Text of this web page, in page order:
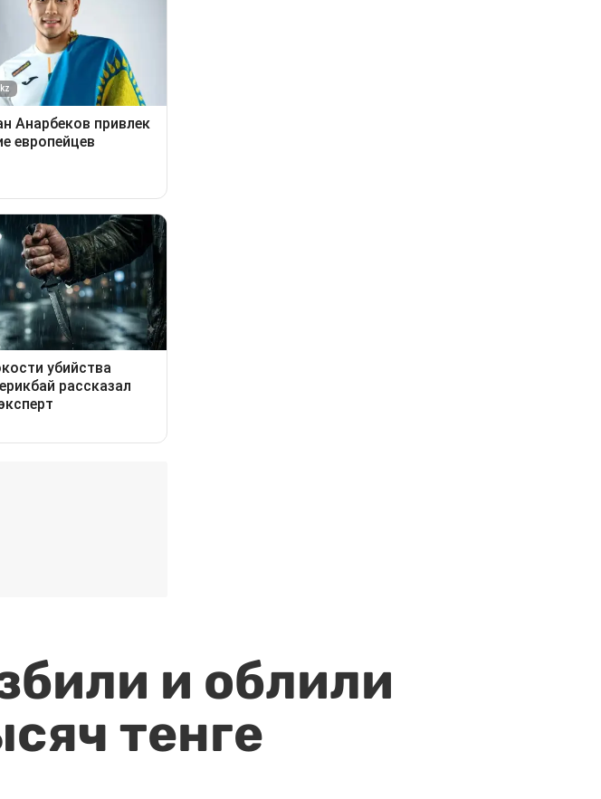
и облили
тенге